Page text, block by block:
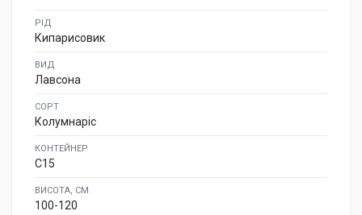
РІД
Кипарисовик
ВИД
Лавсона
СОРТ
Колумнаріс
КОНТЕЙНЕР
C15
ВИСОТА, СМ
100-120